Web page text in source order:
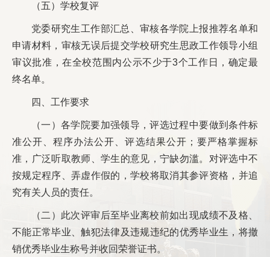
（五）学校复评
党委研究生工作部汇总、审核各学院上报推荐名单和
申请材料，审核无误后提交学校研究生思政工作领导小组
审议批准，在全校范围内公示不少于3个工作日，确定最
终名单。
四、工作要求
（一）各学院要加强领导，评选过程中要做到条件标
准公开、程序办法公开、评选结果公开；要严格掌握标
准，广泛听取教师、学生的意见，宁缺勿滥。对评选中不
按规定程序、弄虚作假的，学校将取消其参评资格，并追
究有关人员的责任。
（二）此次评审后至毕业离校前如出现成绩不及格、
不能正常毕业、触犯法律及违规违纪的优秀毕业生，将撤
销优秀毕业生称号并收回荣誉证书。